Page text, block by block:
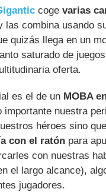
coge varias
las combina usando
quizás llega en un
saturado de
oferta.
es el de un MOBA
importante nuestra
héroes sino
con el ratón para
con nuestras
el largo alcance),
jugadores.